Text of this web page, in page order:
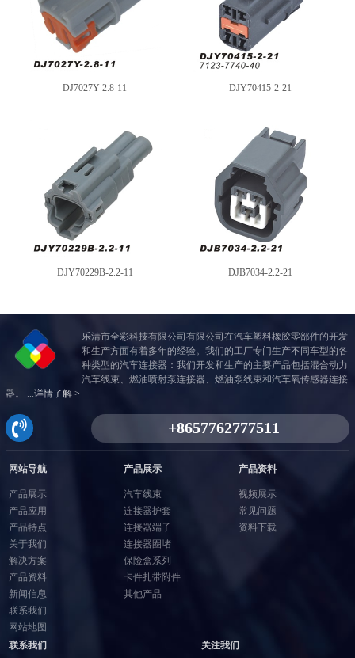
DJ7027Y-2.8-11 DJY70415-2-21
DJY70229B-2.2-11 DJB7034-2.2-21
乐清市全彩科技有限公司有限公司在汽车塑料橡胶零部件的开发
和生产方面有着多年的经验。我们的工厂专门生产不同车型的各
种类型的汽车连接器：我们开发和生产的主要产品包括混合动力
汽车线束、燃油喷射泵连接器、燃油泵线束和汽车氧传感器连接
器。 ... 详情了解 >
网站导航
产品展示
产品应用
产品特点
关于我们
解决方案
产品资料
新闻信息
联系我们
网站地图
产品展示
汽车线束
连接器护套
连接器端子
连接器圈堵
保险盒系列
卡件扎带附件
其他产品
产品资料
视频展示
常见问题
资料下载
联系我们 关注我们